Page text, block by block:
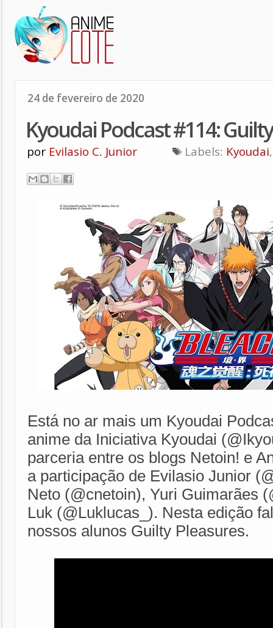
24 de fevereiro de 2020
Kyoudai Podcast #114:
por Evilasio C. Junior Labels: Kyoudai
Está no ar mais um Kyoudai
anime da Iniciativa Kyoudai
parceria entre os blogs Netoin! e
a participação de Evilasio Junior
Neto (@cnetoin), Yuri Guimarães
Luk (@Luklucas_). Nesta edição
nossos alunos Guilty Pleasures.